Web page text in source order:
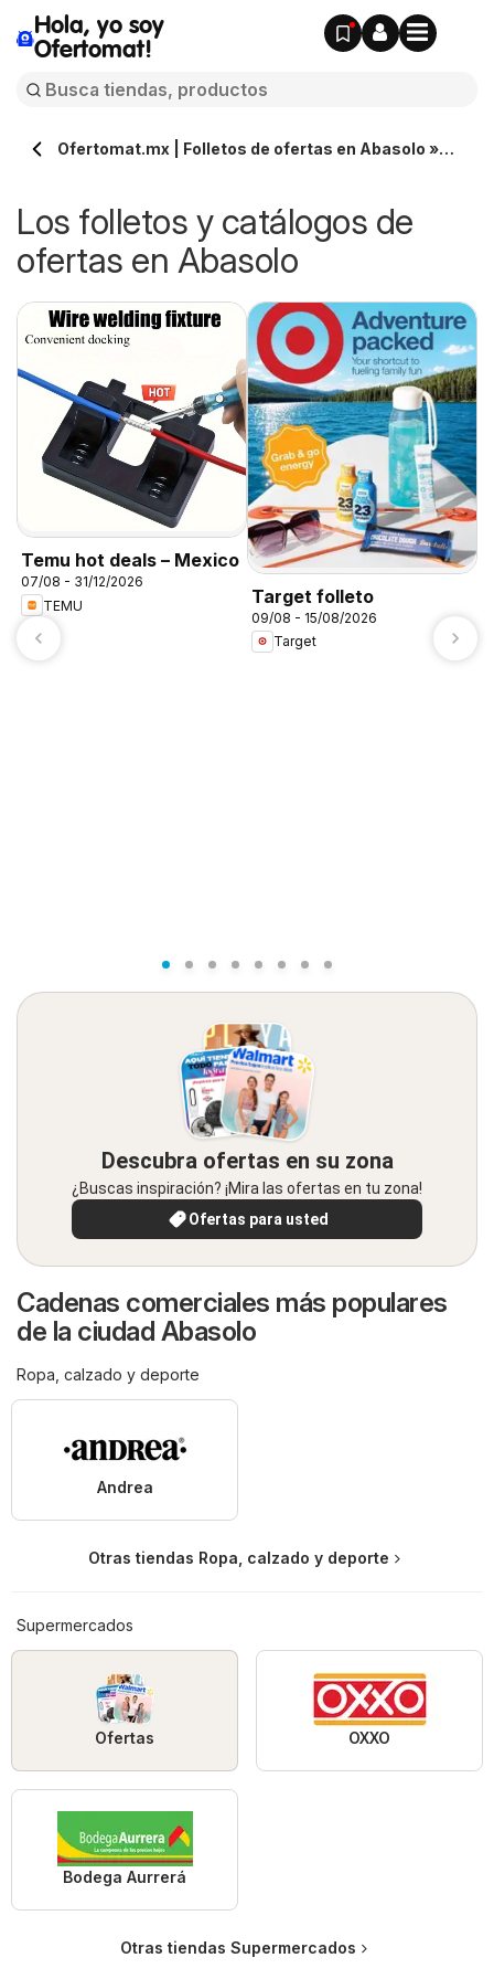
Hola, yo soy
Ofertomat!
Ofertomat.mx | Folletos de ofertas en Abasolo »
Los folletos y catálogos de
ofertas en Abasolo
Temu hot deals – Mexico
07/08 - 31/12/2026
TEMU
Target folleto
09/08 - 15/08/2026
Target
Descubra ofertas en su zona
¿Buscas inspiración? ¡Mira las ofertas en tu zona!
Ofertas para usted
Cadenas comerciales más populares
de la ciudad Abasolo
Ropa, calzado y deporte
Andrea
Otras tiendas Ropa, calzado y deporte
Supermercados
Ofertas OXXO
Bodega Aurrerá
Otras tiendas Supermercados